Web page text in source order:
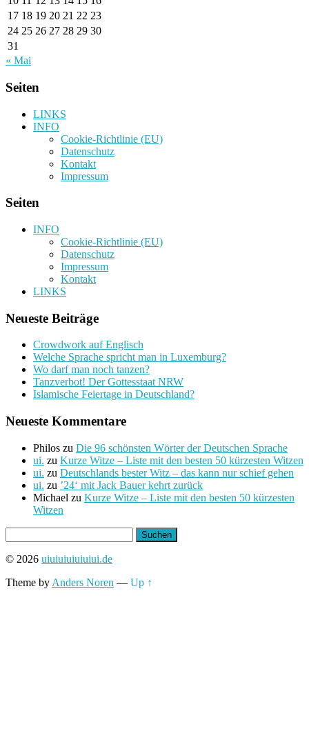
17 18 19 20 21 22 23
24 25 26 27 28 29 30
31
« Mai
Seiten
LINKS
INFO
Cookie-Richtlinie (EU)
Datenschutz
Kontakt
Impressum
Seiten
INFO
Cookie-Richtlinie (EU)
Datenschutz
Impressum
Kontakt
LINKS
Neueste Beiträge
Crowdwork auf Englisch
Welche Sprache spricht man in Luxemburg?
Wo darf man noch tanzen?
Tanzverbot! Der Gottesstaat NRW
Islamische Feiertage in Deutschland?
Neueste Kommentare
Philos zu Die 96 schönsten Wörter der Deutschen Sprache
ui. zu Kurze Witze – Liste mit den besten 50 kürzesten Witzen
ui. zu Deutschlands bester Witz – das kann nur schief gehen
ui. zu ’24‘ mit Jack Bauer kehrt zurück
Michael zu Kurze Witze – Liste mit den besten 50 kürzesten
Witzen
nach:
© 2026 uiuiuiuiuiuiui.de
Theme by Anders Noren — Up ↑